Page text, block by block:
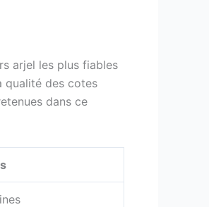
arjel les plus fiables
qualité des cotes
dans ce